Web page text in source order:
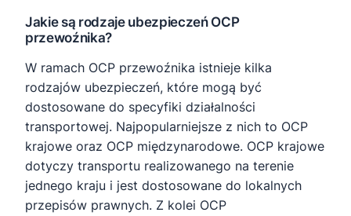
Jakie są rodzaje ubezpieczeń OCP
przewoźnika?
W ramach OCP przewoźnika istnieje kilka
rodzajów ubezpieczeń, które mogą być
dostosowane do specyfiki działalności
transportowej. Najpopularniejsze z nich to OCP
krajowe oraz OCP międzynarodowe. OCP krajowe
dotyczy transportu realizowanego na terenie
jednego kraju i jest dostosowane do lokalnych
przepisów prawnych. Z kolei OCP